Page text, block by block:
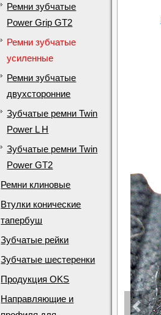
Ремни зубчатые
Power Grip GT2
Ремни зубчатые
усиленные
Ремни зубчатые
двухсторонние
Зубчатые ремни Twin
Power L H
Зубчатые ремни Twin
Power GT2
Ремни клиновые
Втулки конические
тапербуш
Зубчатые рейки
Зубчатые шестеренки
Продукция OKS
Направляющие и